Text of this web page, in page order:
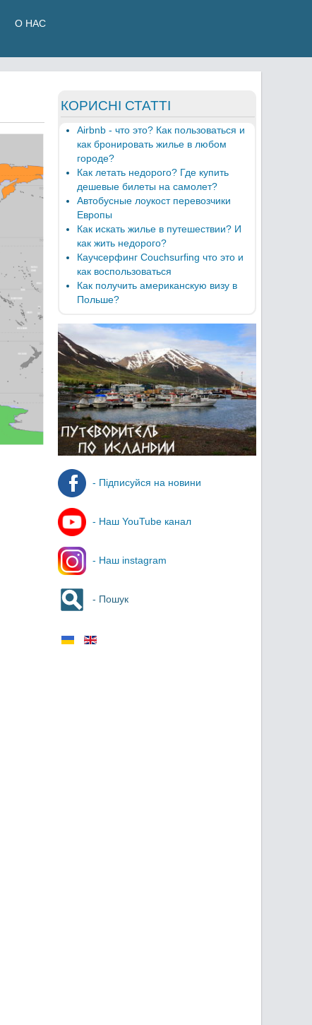
О НАС
КОРИСНІ СТАТТІ
Airbnb - что это? Как пользоваться и
как бронировать жилье в любом
городе?
Как летать недорого? Где купить
дешевые билеты на самолет?
Автобусные лоукост перевозчики
Европы
Как искать жилье в путешествии? И
как жить недорого?
Каучсерфинг Couchsurfing что это и
как воспользоваться
Как получить американскую визу в
Польше?
- Підписуйся на новини
- Наш YouTube канал
- Наш instagram
- Пошук